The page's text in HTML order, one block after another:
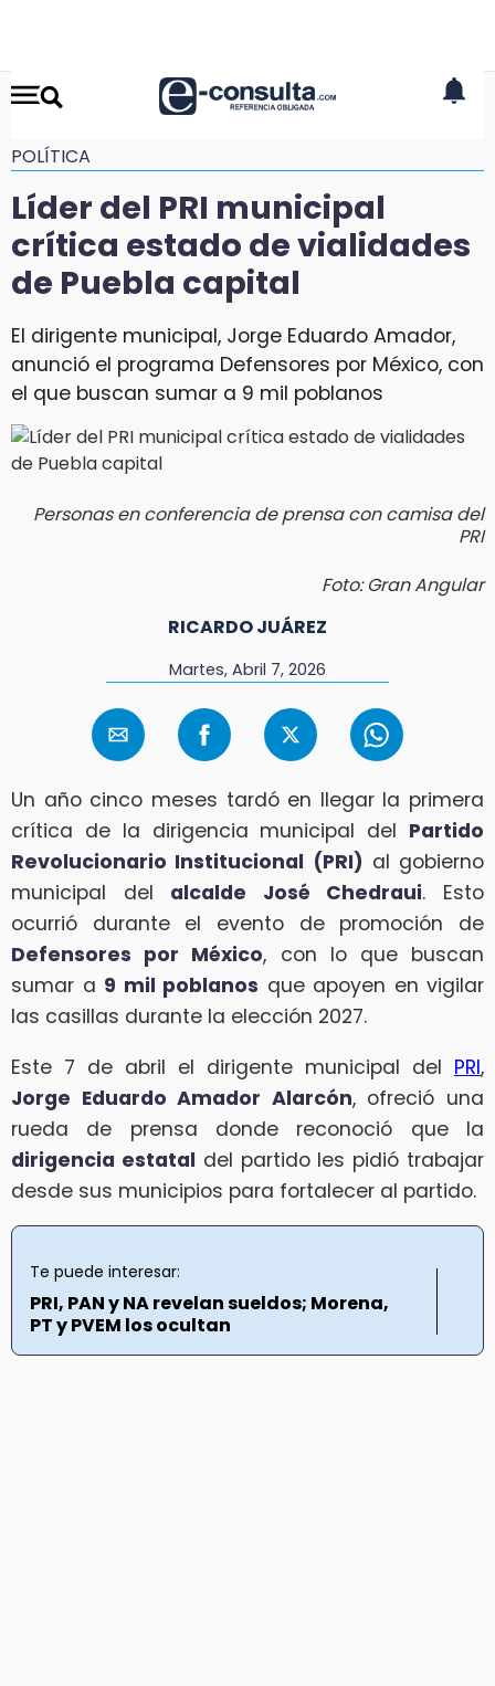
POLÍTICA
Líder del PRI municipal
crítica estado de vialidades
de Puebla capital
El dirigente municipal, Jorge Eduardo Amador,
anunció el programa Defensores por México, con
el que buscan sumar a 9 mil poblanos
Personas en conferencia de prensa con camisa del
PRI
Foto: Gran Angular
RICARDO JUÁREZ
Martes, Abril 7, 2026
Un año cinco meses tardó en llegar la primera
crítica de la dirigencia municipal del Partido
Revolucionario Institucional (PRI) al gobierno
municipal del alcalde José Chedraui. Esto
ocurrió durante el evento de promoción de
Defensores por México, con lo que buscan
sumar a 9 mil poblanos que apoyen en vigilar
las casillas durante la elección 2027.
Este 7 de abril el dirigente municipal del PRI,
Jorge Eduardo Amador Alarcón, ofreció una
rueda de prensa donde reconoció que la
dirigencia estatal del partido les pidió trabajar
desde sus municipios para fortalecer al partido.
Te puede interesar:
PRI, PAN y NA revelan sueldos; Morena,
PT y PVEM los ocultan